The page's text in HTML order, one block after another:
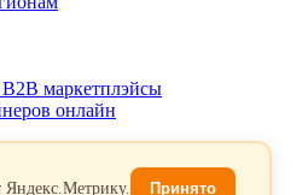
маркетплэйсы
онлайн
Яндекс.Метрику. Принято